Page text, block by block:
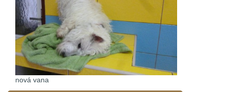
nová vana